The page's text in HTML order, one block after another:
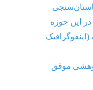
این حوزه
موفق